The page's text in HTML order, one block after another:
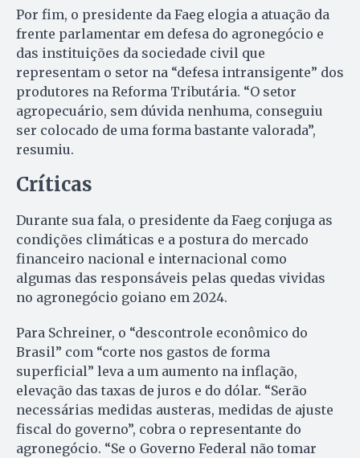
Por fim, o presidente da Faeg elogia a atuação da
frente parlamentar em defesa do agronegócio e
das instituições da sociedade civil que
representam o setor na “defesa intransigente” dos
produtores na Reforma Tributária. “O setor
agropecuário, sem dúvida nenhuma, conseguiu
ser colocado de uma forma bastante valorada”,
resumiu.
Críticas
Durante sua fala, o presidente da Faeg conjuga as
condições climáticas e a postura do mercado
financeiro nacional e internacional como
algumas das responsáveis pelas quedas vividas
no agronegócio goiano em 2024.
Para Schreiner, o “descontrole econômico do
Brasil” com “corte nos gastos de forma
superficial” leva a um aumento na inflação,
elevação das taxas de juros e do dólar. “Serão
necessárias medidas austeras, medidas de ajuste
fiscal do governo”, cobra o representante do
agronegócio. “Se o Governo Federal não tomar